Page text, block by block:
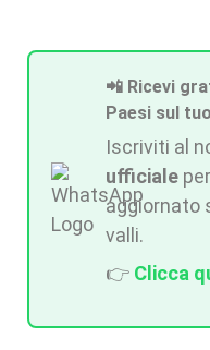
📲 Ricevi
Paesi sul
Iscriviti al
ufficiale
aggiornato
valli.
👉 Clicca